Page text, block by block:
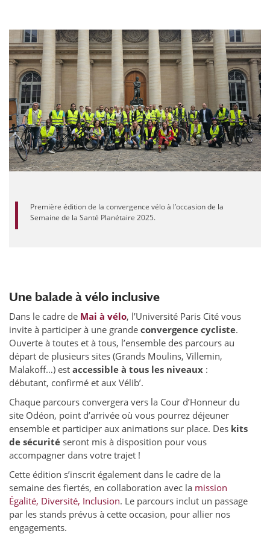
Première édition de la convergence vélo à l’occasion de la
Semaine de la Santé Planétaire 2025.
Une balade à vélo inclusive
Dans le cadre de Mai à vélo, l’Université Paris Cité vous
invite à participer à une grande convergence cycliste.
Ouverte à toutes et à tous, l’ensemble des parcours au
départ de plusieurs sites (Grands Moulins, Villemin,
Malakoff…) est accessible à tous les niveaux :
débutant, confirmé et aux Vélib’.
Chaque parcours convergera vers la Cour d’Honneur du
site Odéon, point d’arrivée où vous pourrez déjeuner
ensemble et participer aux animations sur place. Des kits
de sécurité seront mis à disposition pour vous
accompagner dans votre trajet !
Cette édition s’inscrit également dans le cadre de la
semaine des fiertés, en collaboration avec la mission
Égalité, Diversité, Inclusion. Le parcours inclut un passage
par les stands prévus à cette occasion, pour allier nos
engagements.